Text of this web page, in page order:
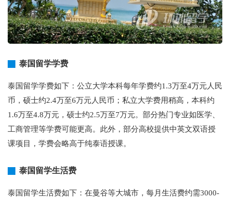
泰国留学学费
泰国留学学费如下：公立大学本科每年学费约1.3万至4万元人民
币，硕士约2.4万至6万元人民币；私立大学费用稍高，本科约
1.6万至4.8万元，硕士约2.5万至7万元。部分热门专业如医学、
工商管理等学费可能更高。此外，部分高校提供中英文双语授
课项目，学费会略高于纯泰语授课。
泰国留学生活费
泰国留学生活费如下：在曼谷等大城市，每月生活费约需3000-